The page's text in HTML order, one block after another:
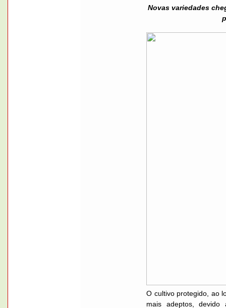
Novas variedades
O cultivo protegido, ao
mais adeptos, devido